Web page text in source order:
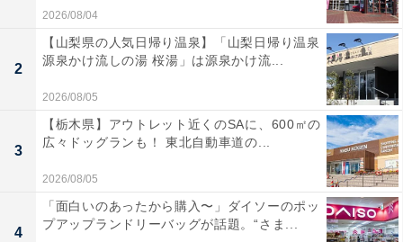
2026/08/04
2
【山梨県の人気日帰り温泉】「山梨日帰り温泉
源泉かけ流しの湯 桜湯」は源泉かけ流...
2026/08/05
3
【栃木県】アウトレット近くのSAに、600㎡の
広々ドッグランも！ 東北自動車道の...
2026/08/05
4
「面白いのあったから購入〜」ダイソーのポッ
プアップランドリーバッグが話題。“さま...